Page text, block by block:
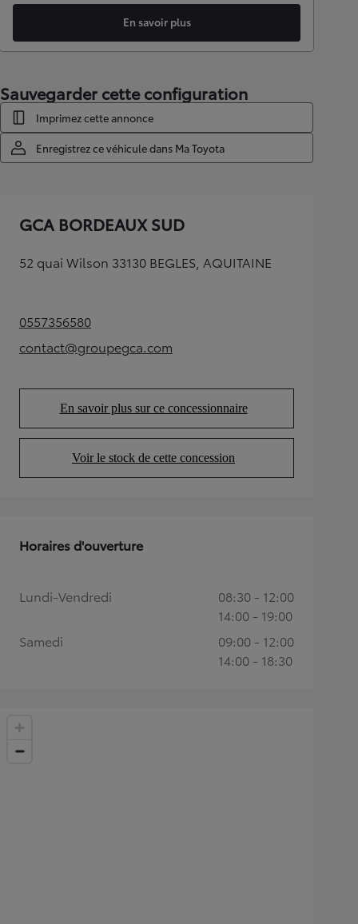
En savoir plus
Sauvegarder cette configuration
Imprimez cette annonce
Enregistrez ce véhicule dans Ma Toyota
GCA BORDEAUX SUD
52 quai Wilson 33130 BEGLES, AQUITAINE
0557356580(Opens in new tab)
contact@groupegca.com
(Opens in new tab)
En savoir plus sur ce concessionnaire
(Opens in new tab)
Voir le stock de cette concession
(Opens in new tab)
Horaires d'ouverture
Lundi-Vendredi
08:30 - 12:00
14:00 - 19:00
Samedi
09:00 - 12:00
14:00 - 18:30